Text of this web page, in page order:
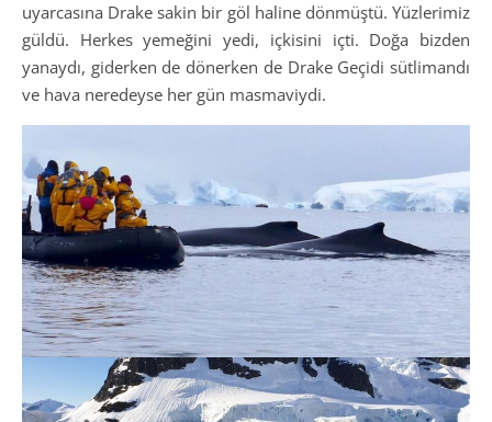
uyarcasına Drake sakin bir göl haline dönmüştü. Yüzlerimiz
güldü. Herkes yemeğini yedi, içkisini içti. Doğa bizden
yanaydı, giderken de dönerken de Drake Geçidi sütlimandı
ve hava neredeyse her gün masmaviydi.